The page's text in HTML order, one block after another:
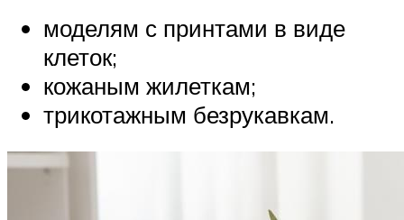
моделям с принтами в виде
клеток;
кожаным жилеткам;
трикотажным безрукавкам.